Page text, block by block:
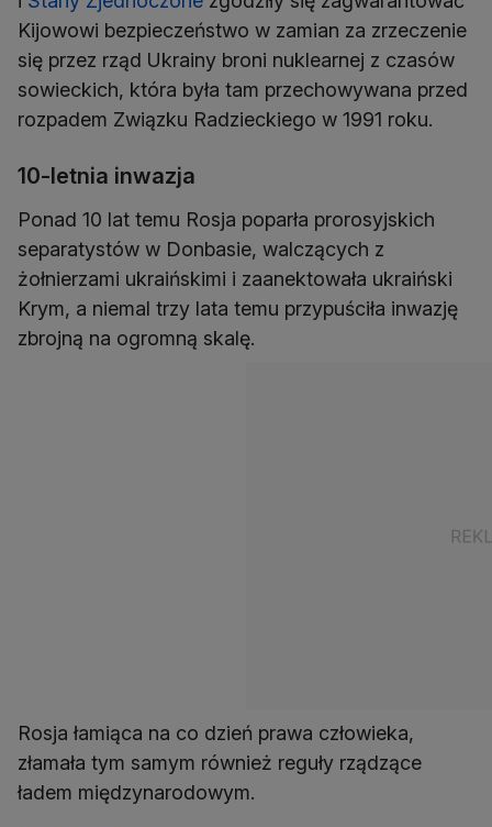
Kijowowi bezpieczeństwo w zamian za zrzeczenie
się przez rząd Ukrainy broni nuklearnej z czasów
sowieckich, która była tam przechowywana przed
rozpadem Związku Radzieckiego w 1991 roku.
10-letnia inwazja
Ponad 10 lat temu Rosja poparła prorosyjskich
separatystów w Donbasie, walczących z
żołnierzami ukraińskimi i zaanektowała ukraiński
Krym, a niemal trzy lata temu przypuściła inwazję
zbrojną na ogromną skalę.
Rosja łamiąca na co dzień prawa człowieka,
złamała tym samym również reguły rządzące
ładem międzynarodowym.